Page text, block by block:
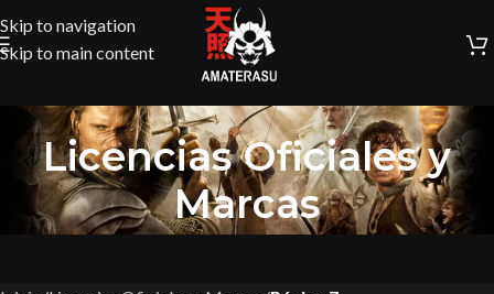
Skip to navigation
Skip to main content
Licencias Oficiales y
Marcas